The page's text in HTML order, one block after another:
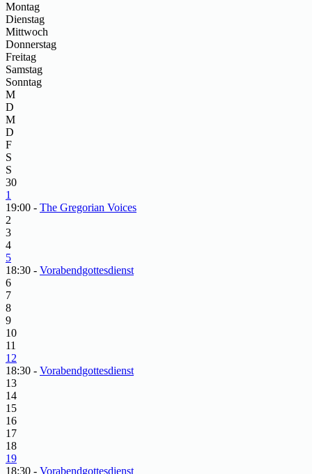
Montag
Dienstag
Mittwoch
Donnerstag
Freitag
Samstag
Sonntag
M
D
M
D
F
S
S
30
1
19:00 - The Gregorian Voices
2
3
4
5
18:30 - Vorabendgottesdienst
6
7
8
9
10
11
12
18:30 - Vorabendgottesdienst
13
14
15
16
17
18
19
18:30 - Vorabendgottesdienst